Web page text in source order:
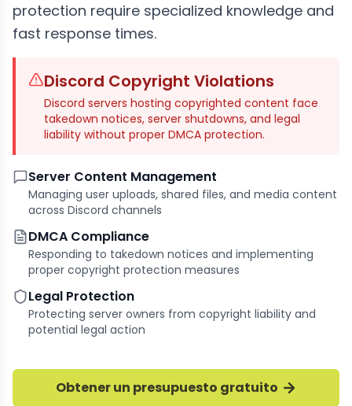
protection require specialized knowledge and
fast response times.
Discord Copyright Violations
Discord servers hosting copyrighted content face
takedown notices, server shutdowns, and legal
liability without proper DMCA protection.
Server Content Management
Managing user uploads, shared files, and media content
across Discord channels
DMCA Compliance
Responding to takedown notices and implementing
proper copyright protection measures
Legal Protection
Protecting server owners from copyright liability and
potential legal action
Obtener un presupuesto gratuito